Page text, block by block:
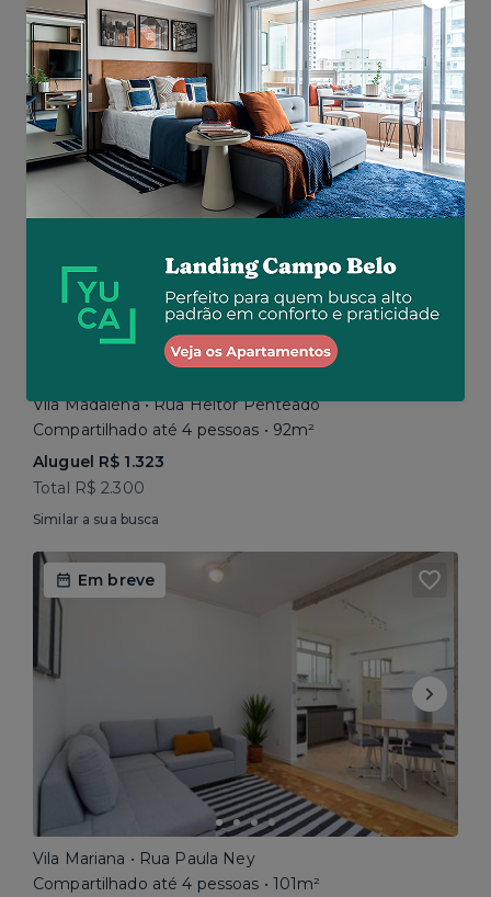
Aluguel R$ 1.777
Total R$ 2.843
Similar a sua busca
Vila Madalena • Rua Heitor Penteado
Compartilhado até 4 pessoas • 92m²
Aluguel R$ 1.323
Total R$ 2.300
Similar a sua busca
Em breve
Vila Mariana • Rua Paula Ney
Compartilhado até 4 pessoas • 101m²